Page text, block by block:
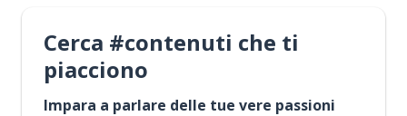
Cerca #contenuti che ti
piacciono
Impara a parlare delle tue vere passioni